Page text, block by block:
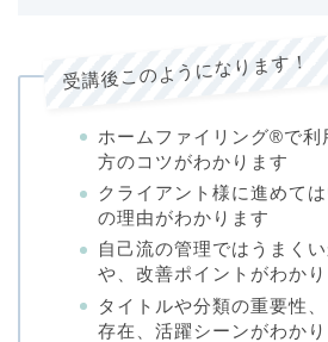
受講後このようになります！
ホームファイリング®で利
方のコツがわかります
クライアント様に進めて
の理由がわかります
自己流の管理ではうまく
や、改善ポイントがわか
タイトルや分類の重要性
存在、活躍シーンがわか